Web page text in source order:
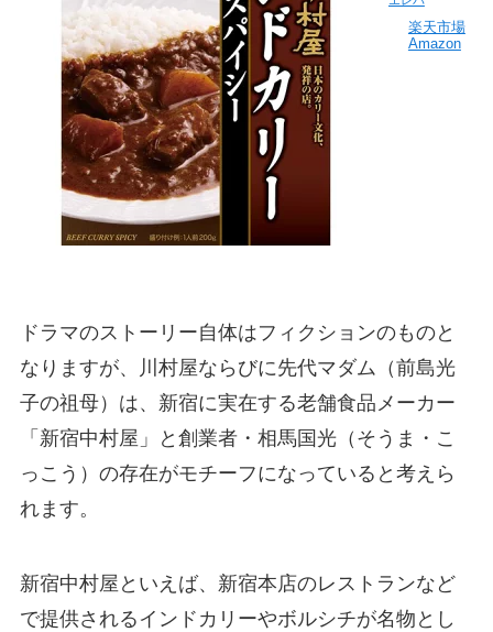
楽天市場
Amazon
ドラマのストーリー自体はフィクションのものと
なりますが、川村屋ならびに先代マダム（前島光
子の祖母）は、新宿に実在する老舗食品メーカー
「新宿中村屋」と創業者・相馬国光（そうま・こ
っこう）の存在がモチーフになっていると考えら
れます。
新宿中村屋といえば、新宿本店のレストランなど
で提供されるインドカリーやボルシチが名物とし